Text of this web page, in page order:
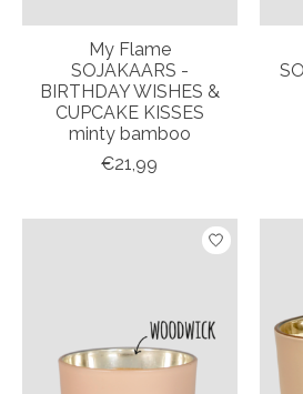
My Flame
SOJAKAARS -
BIRTHDAY WISHES &
CUPCAKE KISSES
minty bamboo
€21,99